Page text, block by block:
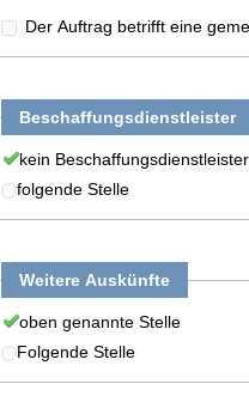
Der Auftrag betrifft eine
Beschaffungsdienstleister
kein Beschaffungsdienstleister
folgende Stelle
Weitere Auskünfte
oben genannte Stelle
Folgende Stelle